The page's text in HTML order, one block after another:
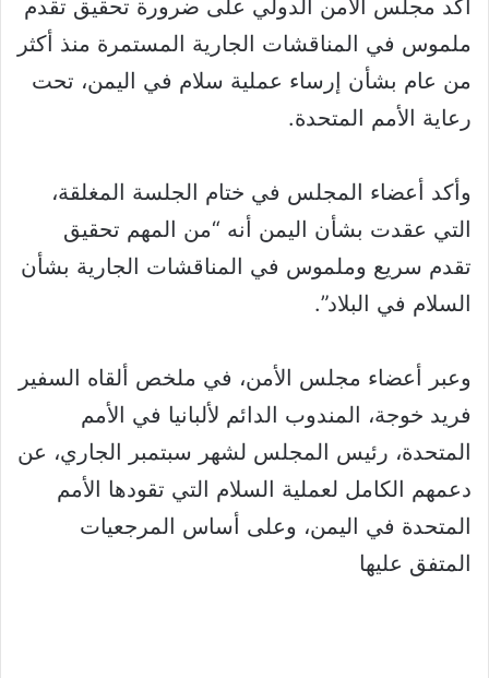
أكد مجلس الأمن الدولي على ضرورة تحقيق تقدم
ملموس في المناقشات الجارية المستمرة منذ أكثر
من عام بشأن إرساء عملية سلام في اليمن، تحت
رعاية الأمم المتحدة.
وأكد أعضاء المجلس في ختام الجلسة المغلقة،
التي عقدت بشأن اليمن أنه “من المهم تحقيق
تقدم سريع وملموس في المناقشات الجارية بشأن
السلام في البلاد”.
وعبر أعضاء مجلس الأمن، في ملخص ألقاه السفير
فريد خوجة، المندوب الدائم لألبانيا في الأمم
المتحدة، رئيس المجلس لشهر سبتمبر الجاري، عن
دعمهم الكامل لعملية السلام التي تقودها الأمم
المتحدة في اليمن، وعلى أساس المرجعيات
المتفق عليها